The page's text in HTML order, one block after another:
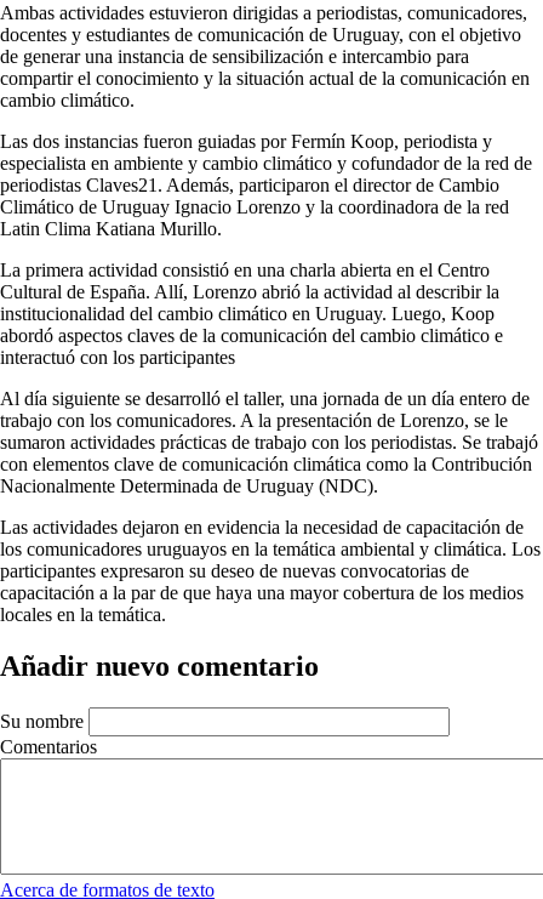
Ambas actividades estuvieron dirigidas a periodistas, comunicadores,
docentes y estudiantes de comunicación de Uruguay, con el objetivo
de generar una instancia de sensibilización e intercambio para
compartir el conocimiento y la situación actual de la comunicación en
cambio climático.
Las dos instancias fueron guiadas por Fermín Koop, periodista y
especialista en ambiente y cambio climático y cofundador de la red de
periodistas Claves21. Además, participaron el director de Cambio
Climático de Uruguay Ignacio Lorenzo y la coordinadora de la red
Latin Clima Katiana Murillo.
La primera actividad consistió en una charla abierta en el Centro
Cultural de España. Allí, Lorenzo abrió la actividad al describir la
institucionalidad del cambio climático en Uruguay. Luego, Koop
abordó aspectos claves de la comunicación del cambio climático e
interactuó con los participantes
Al día siguiente se desarrolló el taller, una jornada de un día entero de
trabajo con los comunicadores. A la presentación de Lorenzo, se le
sumaron actividades prácticas de trabajo con los periodistas. Se trabajó
con elementos clave de comunicación climática como la Contribución
Nacionalmente Determinada de Uruguay (NDC).
Las actividades dejaron en evidencia la necesidad de capacitación de
los comunicadores uruguayos en la temática ambiental y climática. Los
participantes expresaron su deseo de nuevas convocatorias de
capacitación a la par de que haya una mayor cobertura de los medios
locales en la temática.
Añadir nuevo comentario
Su nombre
Comentarios
Acerca de formatos de texto